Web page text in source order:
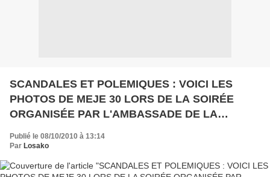
SCANDALES ET POLEMIQUES : VOICI LES
PHOTOS DE MEJE 30 LORS DE LA SOIRÉE
ORGANISÉE PAR L'AMBASSADE DE LA
Publié le 08/10/2010 à 13:14
Par Losako